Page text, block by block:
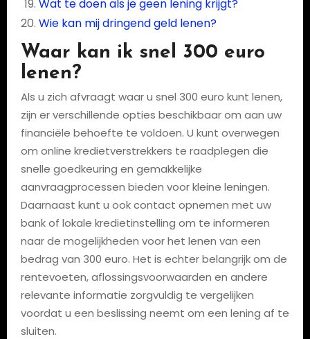
Wat te doen als je geen lening krijgt?
Wie kan mij dringend geld lenen?
Waar kan ik snel 300 euro
lenen?
Als u zich afvraagt waar u snel 300 euro kunt lenen,
zijn er verschillende opties beschikbaar om aan uw
financiële behoefte te voldoen. U kunt overwegen
om online kredietverstrekkers te raadplegen die
snelle goedkeuring en gemakkelijke
aanvraagprocessen bieden voor kleine leningen.
Daarnaast kunt u ook contact opnemen met uw
bank of lokale kredietinstelling om te informeren
naar de mogelijkheden voor het lenen van een
bedrag van 300 euro. Het is echter belangrijk om de
rentevoeten, aflossingsvoorwaarden en andere
relevante informatie zorgvuldig te vergelijken
voordat u een beslissing neemt om een lening af te
sluiten.